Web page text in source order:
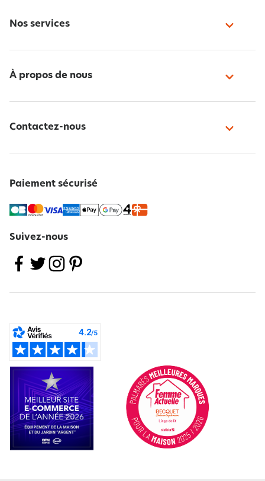
Nos services
À propos de nous
Contactez-nous
Paiement sécurisé
Suivez-nous